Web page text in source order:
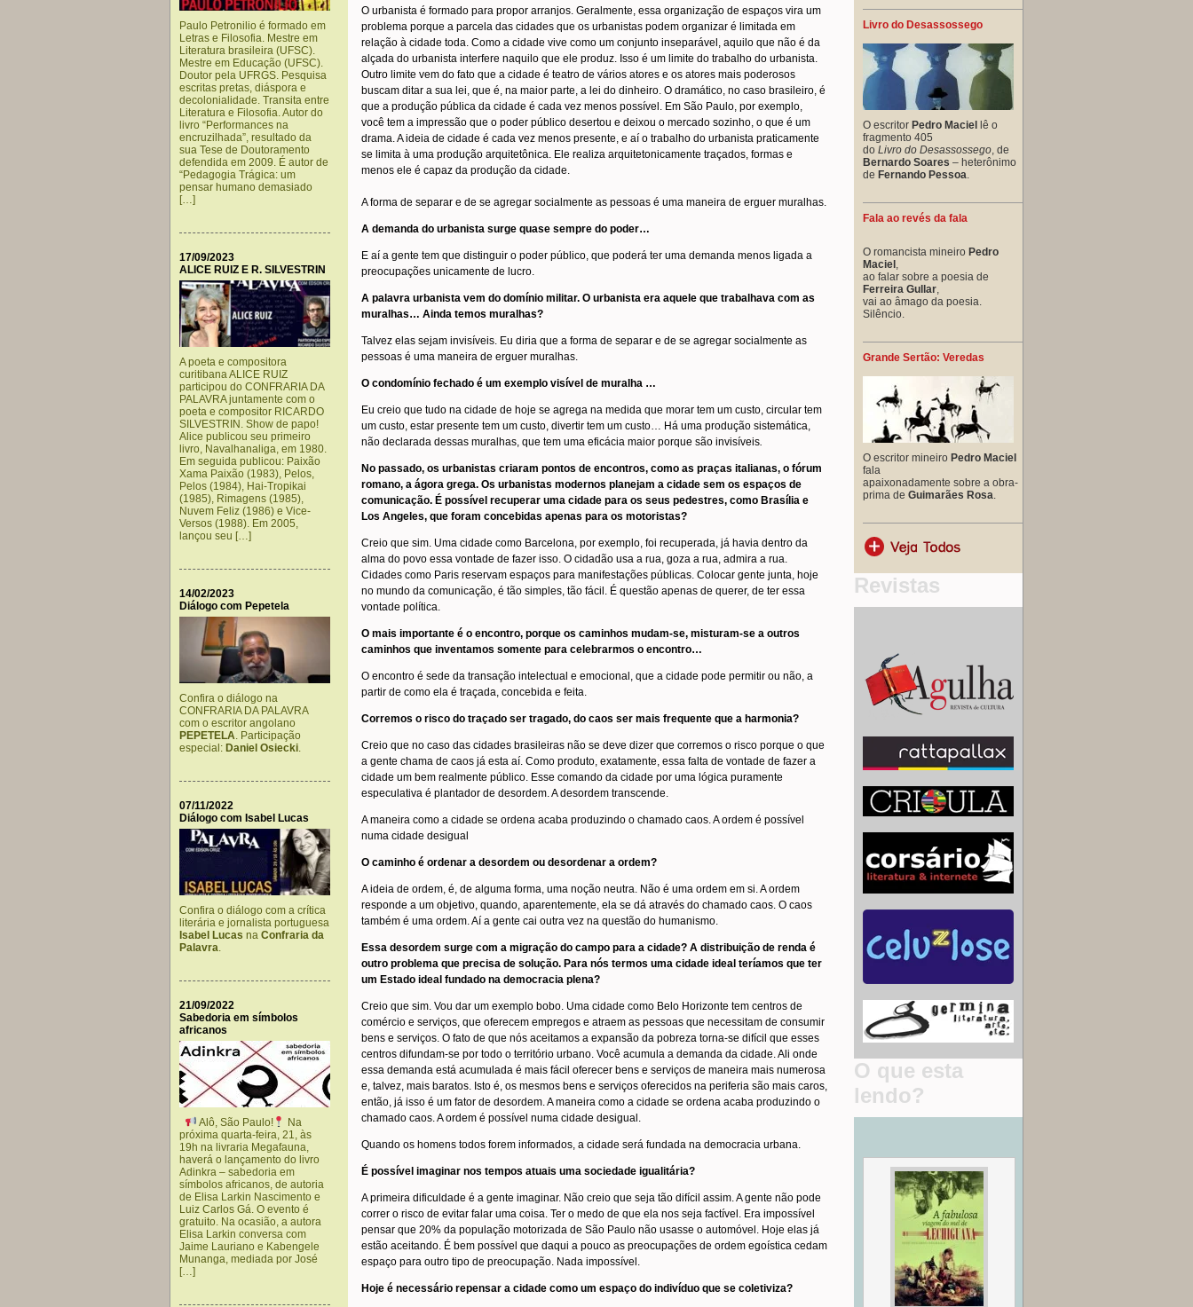
Paulo Petronilio é formado em
Letras e Filosofia. Mestre em
Literatura brasileira (UFSC).
Mestre em Educação (UFSC).
Doutor pela UFRGS. Pesquisa
escritas pretas, diáspora e
decolonialidade. Transita entre
Literatura e Filosofia. Autor do
livro “Performances na
encruzilhada”, resultado da
sua Tese de Doutoramento
defendida em 2009. É autor de
“Pedagogia Trágica: um
pensar humano demasiado
[…]
17/09/2023
ALICE RUIZ E R. SILVESTRIN
A poeta e compositora
curitibana ALICE RUIZ
participou do CONFRARIA DA
PALAVRA juntamente com o
poeta e compositor RICARDO
SILVESTRIN. Show de papo!
Alice publicou seu primeiro
livro, Navalhanaliga, em 1980.
Em seguida publicou: Paixão
Xama Paixão (1983), Pelos,
Pelos (1984), Hai-Tropikai
(1985), Rimagens (1985),
Nuvem Feliz (1986) e Vice-
Versos (1988). Em 2005,
lançou seu […]
14/02/2023
Diálogo com Pepetela
Confira o diálogo na
CONFRARIA DA PALAVRA
com o escritor angolano
PEPETELA. Participação
especial: Daniel Osiecki.
07/11/2022
Diálogo com Isabel Lucas
Confira o diálogo com a crítica
literária e jornalista portuguesa
Isabel Lucas na Confraria da
Palavra.
21/09/2022
Sabedoria em símbolos
africanos
Alô, São Paulo!
Na
próxima quarta-feira, 21, às
19h na livraria Megafauna,
haverá o lançamento do livro
Adinkra – sabedoria em
símbolos africanos, de autoria
de Elisa Larkin Nascimento e
Luiz Carlos Gá. O evento é
gratuito. Na ocasião, a autora
Elisa Larkin conversa com
Jaime Lauriano e Kabengele
Munanga, mediada por José
[…]
O urbanista é formado para propor arranjos. Geralmente, essa organização de espaços vira um
problema porque a parcela das cidades que os urbanistas podem organizar é limitada em
relação à cidade toda. Como a cidade vive como um conjunto inseparável, aquilo que não é da
alçada do urbanista interfere naquilo que ele produz. Isso é um limite do trabalho do urbanista.
Outro limite vem do fato que a cidade é teatro de vários atores e os atores mais poderosos
buscam ditar a sua lei, que é, na maior parte, a lei do dinheiro. O dramático, no caso brasileiro, é
que a produção pública da cidade é cada vez menos possível. Em São Paulo, por exemplo,
você tem a impressão que o poder público desertou e deixou o mercado sozinho, o que é um
drama. A ideia de cidade é cada vez menos presente, e aí o trabalho do urbanista praticamente
se limita à uma produção arquitetônica. Ele realiza arquitetonicamente traçados, formas e
menos ele é capaz da produção da cidade.
A forma de separar e de se agregar socialmente as pessoas é uma maneira de erguer muralhas.
A demanda do urbanista surge quase sempre do poder…
E aí a gente tem que distinguir o poder público, que poderá ter uma demanda menos ligada a
preocupações unicamente de lucro.
A palavra urbanista vem do domínio militar. O urbanista era aquele que trabalhava com as
muralhas… Ainda temos muralhas?
Talvez elas sejam invisíveis. Eu diria que a forma de separar e de se agregar socialmente as
pessoas é uma maneira de erguer muralhas.
O condomínio fechado é um exemplo visível de muralha …
Eu creio que tudo na cidade de hoje se agrega na medida que morar tem um custo, circular tem
um custo, estar presente tem um custo, divertir tem um custo… Há uma produção sistemática,
não declarada dessas muralhas, que tem uma eficácia maior porque são invisíveis
No passado, os urbanistas criaram pontos de encontros, como as praças italianas, o fórum
romano, a ágora grega. Os urbanistas modernos planejam a cidade sem os espaços de
comunicação. É possível recuperar uma cidade para os seus pedestres, como Brasília e
Los Angeles, que foram concebidas apenas para os motoristas?
Creio que sim. Uma cidade como Barcelona, por exemplo, foi recuperada, já havia dentro da
alma do povo essa vontade de fazer isso. O cidadão usa a rua, goza a rua, admira a rua.
Cidades como Paris reservam espaços para manifestações públicas. Colocar gente junta, hoje
no mundo da comunicação, é tão simples, tão fácil. É questão apenas de querer, de ter essa
vontade política.
O mais importante é o encontro, porque os caminhos mudam-se, misturam-se a outros
caminhos que inventamos somente para celebrarmos o encontro…
O encontro é sede da transação intelectual e emocional, que a cidade pode permitir ou não, a
partir de como ela é traçada, concebida e feita.
Corremos o risco do traçado ser tragado, do caos ser mais frequente que a harmonia?
Creio que no caso das cidades brasileiras não se deve dizer que corremos o risco porque o que
a gente chama de caos já esta aí. Como produto, exatamente, essa falta de vontade de fazer a
cidade um bem realmente público. Esse comando da cidade por uma lógica puramente
especulativa é plantador de desordem. A desordem transcende.
A maneira como a cidade se ordena acaba produzindo o chamado caos. A ordem é possível
numa cidade desigual
O caminho é ordenar a desordem ou desordenar a ordem?
A ideia de ordem, é, de alguma forma, uma noção neutra. Não é uma ordem em si. A ordem
responde a um objetivo, quando, aparentemente, ela se dá através do chamado caos. O caos
também é uma ordem. Aí a gente cai outra vez na questão do humanismo.
Essa desordem surge com a migração do campo para a cidade? A distribuição de renda é
outro problema que precisa de solução. Para nós termos uma cidade ideal teríamos que ter
um Estado ideal fundado na democracia plena?
Creio que sim. Vou dar um exemplo bobo. Uma cidade como Belo Horizonte tem centros de
comércio e serviços, que oferecem empregos e atraem as pessoas que necessitam de consumir
bens e serviços. O fato de que nós aceitamos a expansão da pobreza torna-se difícil que esses
centros difundam-se por todo o território urbano. Você acumula a demanda da cidade. Ali onde
essa demanda está acumulada é mais fácil oferecer bens e serviços de maneira mais numerosa
e, talvez, mais baratos. Isto é, os mesmos bens e serviços oferecidos na periferia são mais caros,
então, já isso é um fator de desordem. A maneira como a cidade se ordena acaba produzindo o
chamado caos. A ordem é possível numa cidade desigual.
Quando os homens todos forem informados, a cidade será fundada na democracia urbana.
É possível imaginar nos tempos atuais uma sociedade igualitária?
A primeira dificuldade é a gente imaginar. Não creio que seja tão difícil assim. A gente não pode
correr o risco de evitar falar uma coisa. Ter o medo de que ela nos seja factível. Era impossível
pensar que 20% da população motorizada de São Paulo não usasse o automóvel. Hoje elas já
estão aceitando. É bem possível que daqui a pouco as preocupações de ordem egoística cedam
espaço para outro tipo de preocupação. Nada impossível.
Hoje é necessário repensar a cidade como um espaço do indivíduo que se coletiviza?
Livro do Desassossego
O escritor Pedro Maciel
lê o
fragmento 405
do Livro do Desassossego, de
Bernardo Soares – heterônimo
de Fernando Pessoa.
Fala ao revés da fala
O romancista mineiro Pedro
Maciel ,
ao falar sobre a poesia de
Ferreira Gullar,
vai ao âmago da poesia.
Silêncio.
Grande Sertão: Veredas
O escritor mineiro Pedro Maciel
fala
apaixonadamente sobre a obra-
prima de Guimarães Rosa.
Revistas
O que esta
lendo?